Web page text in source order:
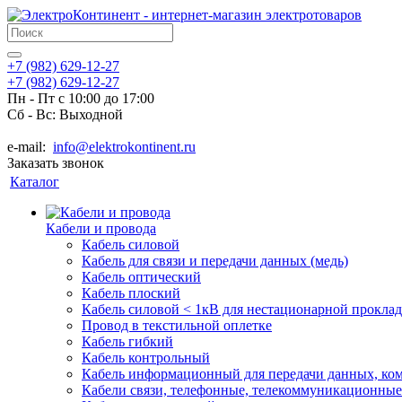
+7 (982) 629-12-27
+7 (982) 629-12-27
Пн - Пт с 10:00 до 17:00
Сб - Вс: Выходной
e-mail: info@elektrokontinent.ru
Заказать звонок
Каталог
Кабели и провода
Кабель силовой
Кабель для связи и передачи данных (медь)
Кабель оптический
Кабель плоский
Кабель силовой < 1кВ для нестационарной
Провод в текстильной оплетке
Кабель гибкий
Кабель контрольный
Кабель информационный для передачи данных,
Кабели связи, телефонные, телекоммуникационные